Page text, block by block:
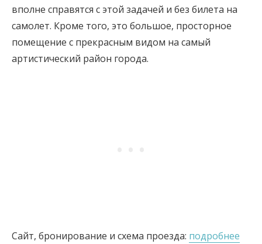
вполне справятся с этой задачей и без билета на
самолет. Кроме того, это большое, просторное
помещение с прекрасным видом на самый
артистический район города.
Сайт, бронирование и схема проезда: подробнее